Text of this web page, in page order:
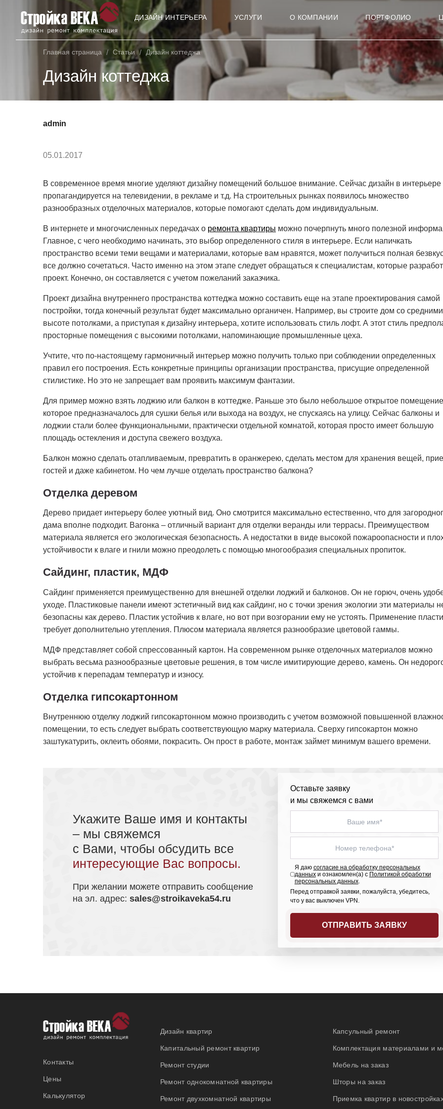
ДИЗАЙН ИНТЕРЬЕРА УСЛУГИ О КОМПАНИИ ПОРТФОЛИО
Главная страница / Статьи / Дизайн коттеджа
Дизайн коттеджа
admin
05.01.2017
В современное время многие уделяют дизайну помещений большое внимание. Сейчас дизайн в интерьере
пропагандируется на телевидении, в рекламе и т.д. На строительных рынках появилось множество
разнообразных отделочных материалов, которые помогают сделать дом индивидуальным.
В интернете и многочисленных передачах о ремонта квартиры можно почерпнуть много полезной
Главное, с чего необходимо начинать, это выбор определенного стиля в интерьере. Если напичкать
пространство всеми теми вещами и материалами, которые вам нравятся, может получиться полная
все должно сочетаться. Часто именно на этом этапе следует обращаться к специалистам, которые
проект. Конечно, он составляется с учетом пожеланий заказчика.
Проект дизайна внутреннего пространства коттеджа можно составить еще на этапе проектирования самой
постройки, тогда конечный результат будет максимально органичен. Например, вы строите дом со
высоте потолками, а приступая к дизайну интерьера, хотите использовать стиль лофт. А этот стиль
просторные помещения с высокими потолками, напоминающие промышленные цеха.
Учтите, что по-настоящему гармоничный интерьер можно получить только при соблюдении определенных
правил его построения. Есть конкретные принципы организации пространства, присущие определенной
стилистике. Но это не запрещает вам проявить максимум фантазии.
Для пример можно взять лоджию или балкон в коттедже. Раньше это было небольшое открытое
которое предназначалось для сушки белья или выхода на воздух, не спускаясь на улицу. Сейчас балконы и
лоджии стали более функциональными, практически отдельной комнатой, которая просто имеет большую
площадь остекления и доступа свежего воздуха.
Балкон можно сделать отапливаемым, превратить в оранжерею, сделать местом для хранения вещей,
гостей и даже кабинетом. Но чем лучше отделать пространство балкона?
Отделка деревом
Дерево придает интерьеру более уютный вид. Оно смотрится максимально естественно, что для
дама вполне подходит. Вагонка – отличный вариант для отделки веранды или террасы. Преимуществом
материала является его экологическая безопасность. А недостатки в виде высокой пожароопасности и
устойчивости к влаге и гнили можно преодолеть с помощью многообразия специальных пропиток.
Сайдинг, пластик, МДФ
Сайдинг применяется преимущественно для внешней отделки лоджий и балконов. Он не горюч, очень
уходе. Пластиковые панели имеют эстетичный вид как сайдинг, но с точки зрения экологии эти материалы
безопасны как дерево. Пластик устойчив к влаге, но вот при возгорании ему не устоять. Применение
требует дополнительно утепления. Плюсом материала является разнообразие цветовой гаммы.
МДФ представляет собой спрессованный картон. На современном рынке отделочных материалов можно
выбрать весьма разнообразные цветовые решения, в том числе имитирующие дерево, камень. Он
устойчив к перепадам температур и износу.
Отделка гипсокартонном
Внутреннюю отделку лоджий гипсокартонном можно производить с учетом возможной повышенной
помещении, то есть следует выбрать соответствующую марку материала. Сверху гипсокартон можно
заштукатурить, оклеить обоями, покрасить. Он прост в работе, монтаж займет минимум вашего времени.
Укажите Ваше имя и контакты
– мы свяжемся
с Вами, чтобы обсудить все
интересующие Вас вопросы.
При желании можете отправить сообщение
на эл. адрес: sales@stroikaveka54.ru
Оставьте заявку
и мы свяжемся с вами
Я даю согласие на обработку персональных
данныхи ознакомлен(а) с Политикой обработки
персональных данных.
Перед отправкой заявки, пожалуйста, убедитесь,
что у вас выключен VPN.
Контакты
Цены
Калькулятор
Дизайн квартир
Капитальный ремонт квартир
Ремонт студии
Ремонт однокомнатной квартиры
Ремонт двухкомнатной квартиры
Капсульный ремонт
Комплектация материалами и
Мебель на заказ
Шторы на заказ
Приемка квартир в